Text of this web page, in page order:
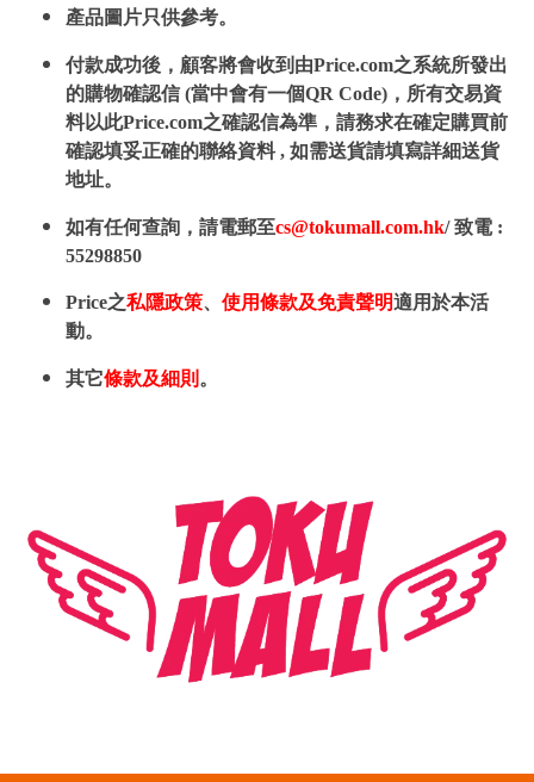
產品圖片只供參考。
付款成功後，顧客將會收到由Price.com之系統所發出
的購物確認信 (當中會有一個QR Code)，所有交易資
料以此Price.com之確認信為準，請務求在確定購買前
確認填妥正確的聯絡資料 , 如需送貨請填寫詳細送貨
地址。
如有任何查詢，請電郵至cs@tokumall.com.hk/ 致電 :
55298850
Price之私隱政策、 使用條款及免責聲明適用於本活
動。
其它條款及細則 。